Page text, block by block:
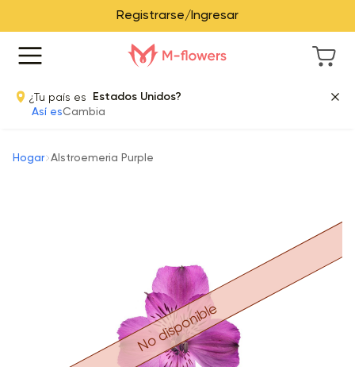
Registrarse/Ingresar
¿Tu país es
Estados Unidos?
Así esCambia
Hogar Alstroemeria Purple
No disponible